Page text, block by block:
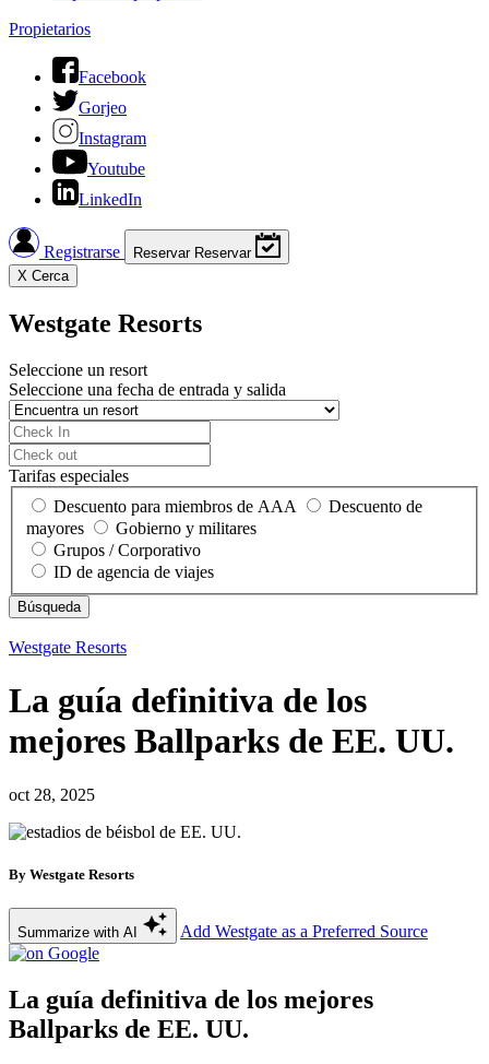
Propietarios
Facebook
Gorjeo
Instagram
Youtube
LinkedIn
Registrarse Reservar Reservar
X Cerca
Westgate Resorts
Seleccione un resort
Seleccione una fecha de entrada y salida
Tarifas especiales
Descuento para miembros de AAA
Descuento de
mayores
Gobierno y militares
Grupos / Corporativo
ID de agencia de viajes
Westgate Resorts
La guía definitiva de los
mejores Ballparks de EE. UU.
oct 28, 2025
By Westgate Resorts
Summarize with AI Add Westgate as a Preferred Source
La guía definitiva de los mejores
Ballparks de EE. UU.